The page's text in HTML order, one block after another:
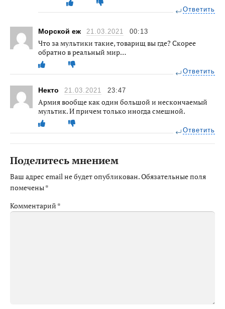
Ответить
Морской еж 21.03.2021 00:13
Что за мультики такие, товарищ вы где? Скорее
обратно в реальный мир…
Ответить
Некто 21.03.2021 23:47
Армия вообще как один большой и нескончаемый
мультик. И причем только иногда смешной.
Ответить
Поделитесь мнением
Ваш адрес email не будет опубликован.Обязательные поля
помечены*
Комментарий *